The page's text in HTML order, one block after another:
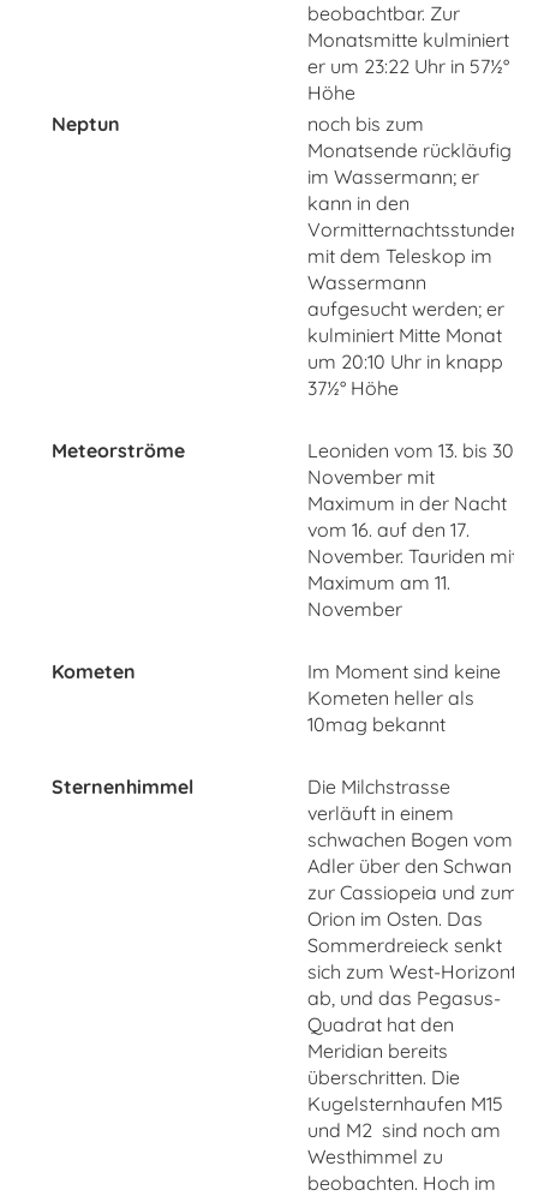
beobachtbar. Zur
Monatsmitte kulminiert
er um 23:22 Uhr in 57½°
Höhe
Neptun
noch bis zum
Monatsende rückläufig
im Wassermann; er
kann in den
Vormitternachtsstunden
mit dem Teleskop im
Wassermann
aufgesucht werden; er
kulminiert Mitte Monat
um 20:10 Uhr in knapp
37½° Höhe
Meteorströme
Leoniden vom 13. bis 30.
November mit
Maximum in der Nacht
vom 16. auf den 17.
November. Tauriden mit
Maximum am 11.
November
Kometen
Im Moment sind keine
Kometen heller als
10mag bekannt
Sternenhimmel
Die Milchstrasse
verläuft in einem
schwachen Bogen vom
Adler über den Schwan
zur Cassiopeia und zum
Orion im Osten. Das
Sommerdreieck senkt
sich zum West-Horizont
ab, und das Pegasus-
Quadrat hat den
Meridian bereits
überschritten. Die
Kugelsternhaufen M15
und M2 sind noch am
Westhimmel zu
beobachten. Hoch im